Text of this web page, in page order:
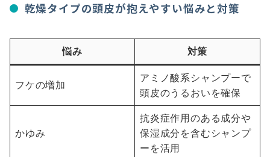
乾燥タイプの頭皮が抱えやすい悩みと対策
悩み 対策
フケの増加
アミノ酸系シャンプーで
頭皮のうるおいを確保
かゆみ
抗炎症作用のある成分や
保湿成分を含むシャンプ
ーを活用